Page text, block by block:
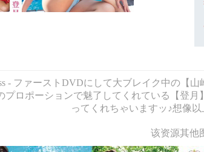
- ファーストDVDにして大ブレイク中の
プロポーションで魅了してくれている【登
ってくれちゃいますッ♪想像以
该资源其他